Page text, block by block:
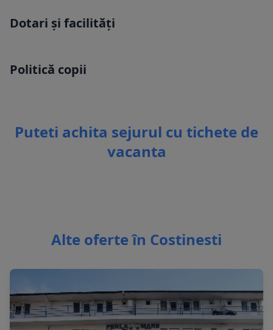
Dotari și facilități
Politică copii
Puteti achita sejurul cu tichete de
vacanta
Alte oferte în Costinesti